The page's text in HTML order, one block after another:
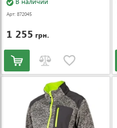
Арт: 872045
1 255 грн.